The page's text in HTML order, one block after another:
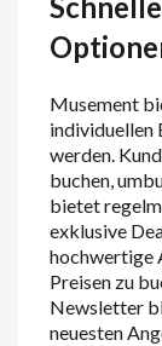
Musement
individuellen
werden.
buchen,
bietet
exklusive
hochwertige
Preisen zu
Newsletter
neuesten